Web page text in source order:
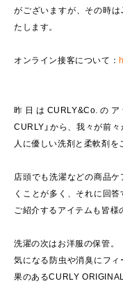
がございますが、その時
たします。
オンライン接客について：
昨日はCURLY&Co.の
CURLY」から、我々が前
人に優しい洗剤と柔軟剤を
店頭でも洗濯などの商品
くことが多く、それに回
ご紹介するアイテムも皆様
洗濯の次はお洋服の保管。
気になる防虫や消臭にフ
果のあるCURLY